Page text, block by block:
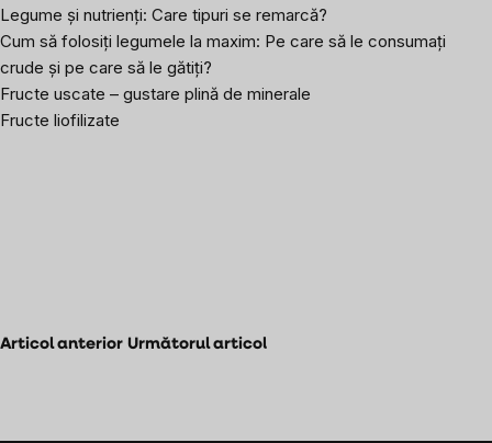
Legume și nutrienți: Care tipuri se remarcă?
Cum să folosiți legumele la maxim: Pe care să le consumați
crude și pe care să le gătiți?
Fructe uscate – gustare plină de minerale
Fructe liofilizate
Articol anterior Următorul articol